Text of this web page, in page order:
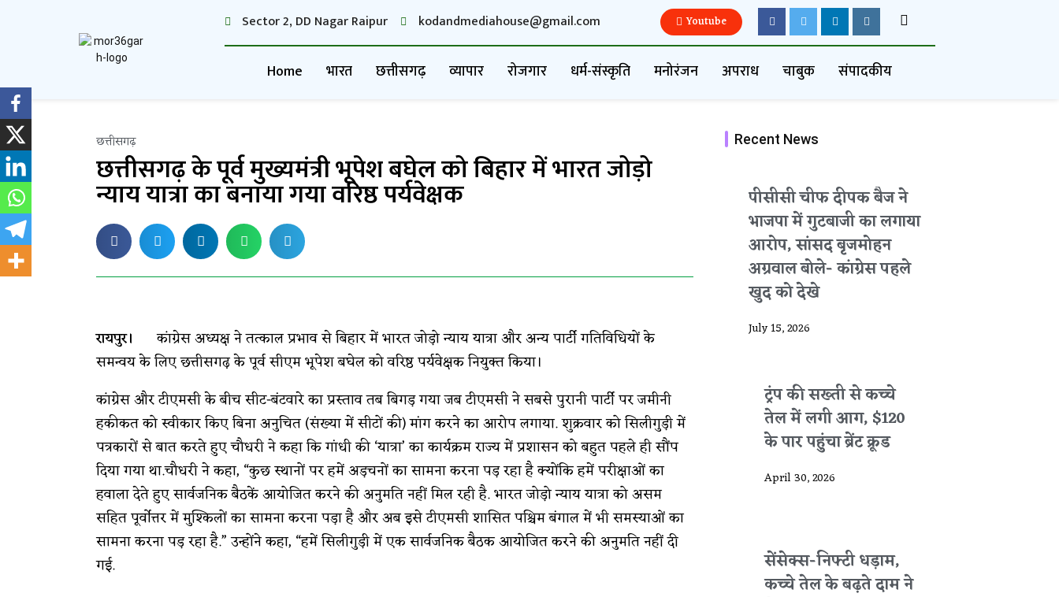
Sector 2, DD Nagar Raipur kodandmediahouse@gmail.com Youtube
Home भारत छत्तीसगढ़ व्यापार रोजगार धर्म-संस्कृति मनोरंजन अपराध चाबुक संपादकीय
छत्तीसगढ़
छत्तीसगढ़ के पूर्व मुख्यमंत्री भूपेश बघेल को बिहार में भारत जोड़ो
न्याय यात्रा का बनाया गया वरिष्ठ पर्यवेक्षक
रायपुर।
कांग्रेस अध्यक्ष ने तत्काल प्रभाव से बिहार में भारत जोड़ो न्याय यात्रा और अन्य पार्टी गतिविधियों के
समन्वय के लिए छत्तीसगढ़ के पूर्व सीएम भूपेश बघेल को वरिष्ठ पर्यवेक्षक नियुक्त किया।
कांग्रेस और टीएमसी के बीच सीट-बंटवारे का प्रस्ताव तब बिगड़ गया जब टीएमसी ने सबसे पुरानी पार्टी पर जमीनी
हकीकत को स्वीकार किए बिना अनुचित (संख्या में सीटों की) मांग करने का आरोप लगाया. शुक्रवार को सिलीगुड़ी में
पत्रकारों से बात करते हुए चौधरी ने कहा कि गांधी की ‘यात्रा’ का कार्यक्रम राज्य में प्रशासन को बहुत पहले ही सौंप
दिया गया था.चौधरी ने कहा, “कुछ स्थानों पर हमें अड़चनों का सामना करना पड़ रहा है क्योंकि हमें परीक्षाओं का
हवाला देते हुए सार्वजनिक बैठकें आयोजित करने की अनुमति नहीं मिल रही है. भारत जोड़ो न्याय यात्रा को असम
सहित पूर्वोत्तर में मुश्किलों का सामना करना पड़ा है और अब इसे टीएमसी शासित पश्चिम बंगाल में भी समस्याओं का
सामना करना पड़ रहा है.” उन्होंने कहा, “हमें सिलीगुड़ी में एक सार्वजनिक बैठक आयोजित करने की अनुमति नहीं दी
गई.
Recent News
पीसीसी चीफ दीपक बैज ने
भाजपा में गुटबाजी का लगाया
आरोप, सांसद बृजमोहन
अग्रवाल बोले- कांग्रेस पहले
खुद को देखे
July 15, 2026
ट्रंप की सख्ती से कच्चे
तेल में लगी आग, $120
के पार पहुंचा ब्रेंट क्रूड
April 30, 2026
सेंसेक्स-निफ्टी धड़ाम,
कच्चे तेल के बढ़ते दाम ने